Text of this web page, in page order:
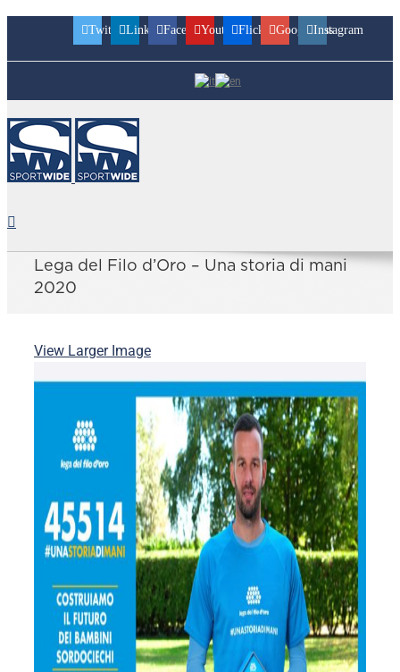
TwitterLinkedinFacebookYoutubeFlickr GoogleplusInstagram
Lega del Filo d’Oro – Una storia di mani
2020
View Larger Image